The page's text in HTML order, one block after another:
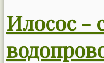
Илосос -